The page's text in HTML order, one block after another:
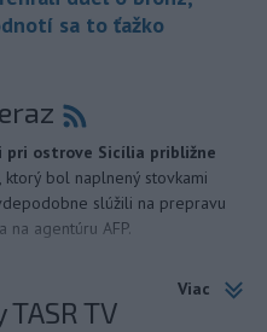
sa to ťažko
ostrove Sicília približne
bol naplnený stovkami
slúžili na prepravu
na agentúru AFP.
Viac
TV